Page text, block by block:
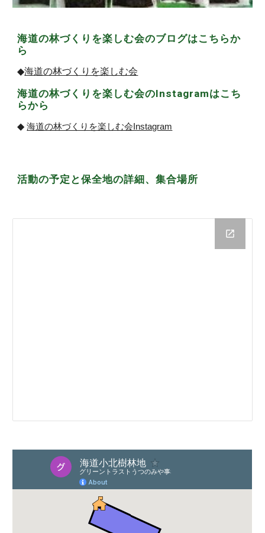
海道の林づくりを楽しむ会のブログはこちらか
ら
◆海道の林づくりを楽しむ会
海道の林づくりを楽しむ会のInstagramはこち
らから
◆ 海道の林づくりを楽しむ会Instagram
活動の予定と保全地の詳細、集合場所